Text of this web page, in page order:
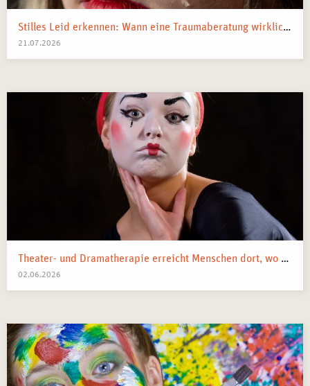
Stilles Leid erkennen: Wann eine Traumaberatung wirklich der richtige Schritt ist
21.07.2026
Theater- und Dramatherapie erreicht Menschen dort, wo Worte manchmal nicht mehr weiterkommen.
02.06.2026